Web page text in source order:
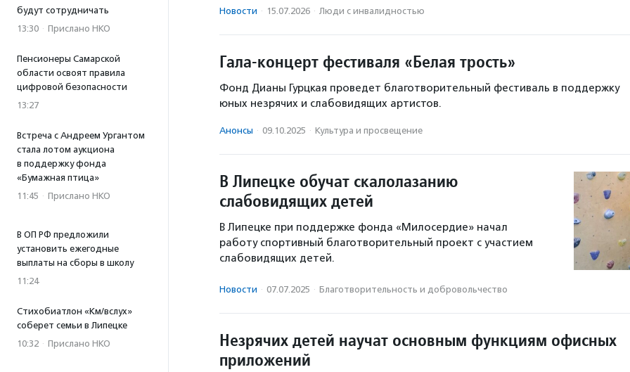
будут сотрудничать
13:30 · Прислано НКО
Пенсионеры Самарской
области освоят правила
цифровой безопасности
13:27
Встреча с Андреем Ургантом
стала лотом аукциона
в поддержку фонда
«Бумажная птица»
11:45 · Прислано НКО
В ОП РФ предложили
установить ежегодные
выплаты на сборы в школу
11:24
Стихобиатлон «Км/вслух»
соберет семьи в Липецке
10:32 · Прислано НКО
Новости · 15.07.2026 · Люди с инвалидностью
Гала-концерт фестиваля «Белая трость»
Фонд Дианы Гурцкая проведет благотворительный фестиваль в поддержку
юных незрячих и слабовидящих артистов.
Анонсы · 09.10.2025 · Культура и просвещение
В Липецке обучат скалолазанию
слабовидящих детей
В Липецке при поддержке фонда «Милосердие» начал
работу спортивный благотворительный проект с участием
слабовидящих детей.
Новости · 07.07.2025 · Благотвори­тель­ность и доброволь­чест­во
Незрячих детей научат основным функциям офисных
приложений